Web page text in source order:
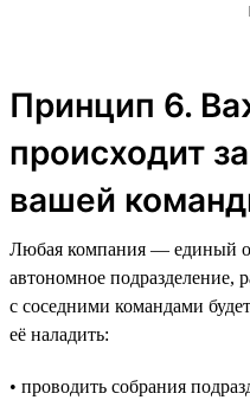
Принцип 6.
происходит
вашей
Любая компания — единый
автономное подразделение,
с соседними командами
её наладить:
• проводить собрания